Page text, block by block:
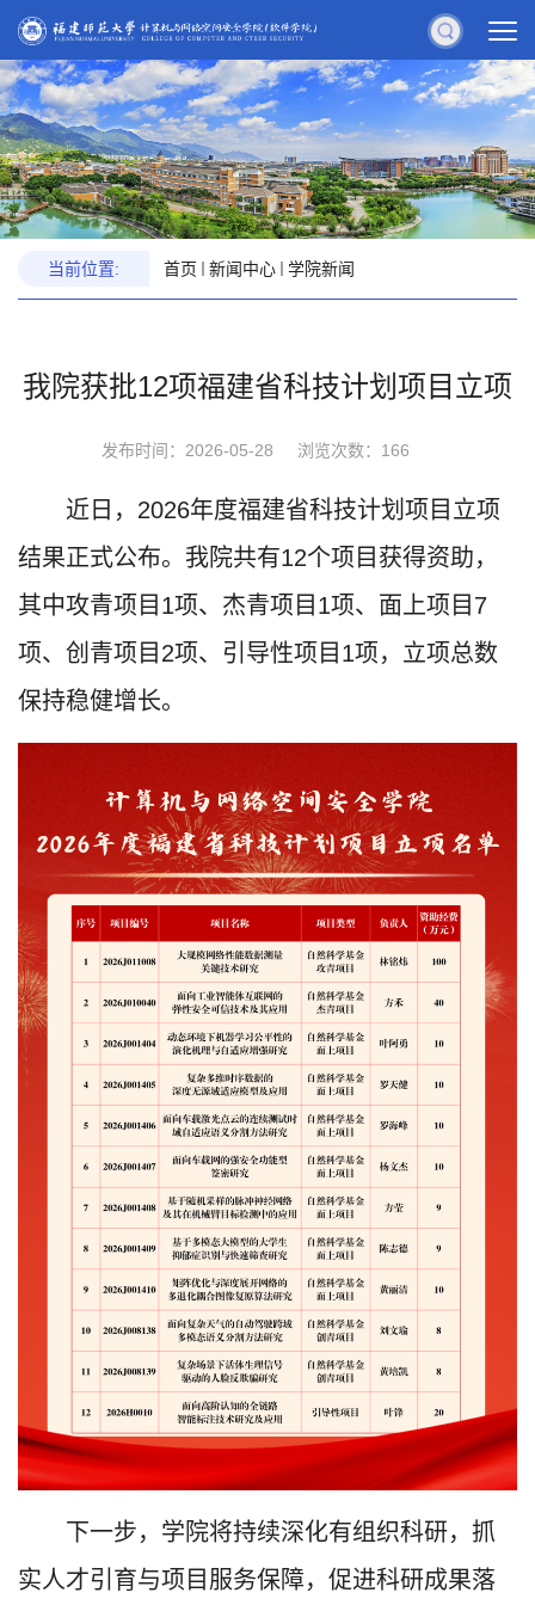
当前位置: 首页 新闻中心 学院新闻
我院获批12项福建省科技计划项目立项
发布时间：2026-05-28 浏览次数： 166
近日，2026年度福建省科技计划项目立项
结果正式公布。我院共有12个项目获得资助，
其中攻青项目1项、杰青项目1项、面上项目7
项、创青项目2项、引导性项目1项，立项总数
保持稳健增长。
下一步，学院将持续深化有组织科研，抓
实人才引育与项目服务保障，促进科研成果落